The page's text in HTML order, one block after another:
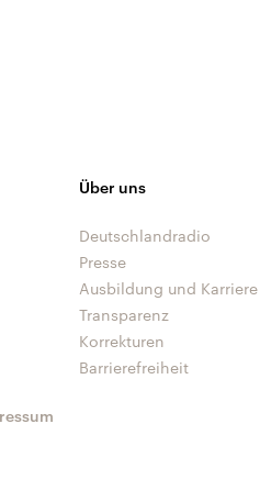
Über uns
Deutschlandradio
Presse
Ausbildung und Karriere
Transparenz
Korrekturen
Barrierefreiheit